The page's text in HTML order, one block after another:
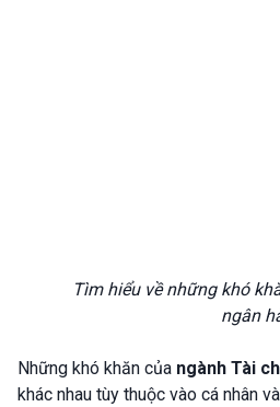
Tìm hiểu về những khó
ngân
Những khó khăn của ngành Tài
khác nhau tùy thuộc vào cá nhân